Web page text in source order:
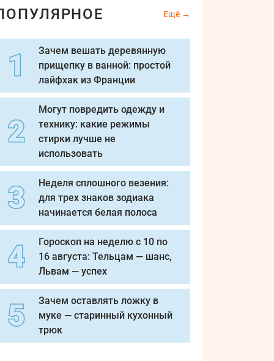
Ещё
Зачем вешать деревянную
прищепку в ванной: простой
лайфхак из Франции
Могут повредить одежду и
технику: какие режимы
стирки лучше не
использовать
Неделя сплошного везения:
для трех знаков зодиака
начинается белая полоса
Гороскоп на неделю с 10 по
16 августа: Тельцам — шанс,
Львам — успех
Зачем оставлять ложку в
муке — старинный кухонный
трюк